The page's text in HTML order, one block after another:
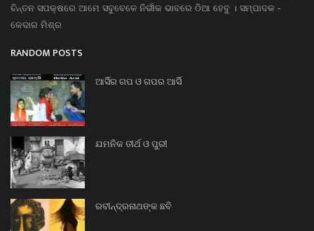
ଚିନ୍ତନ ସପକ୍ଷରେ ଆମେ ସବୁବେଳେ ନିର୍ଭୀକ ଭାବରେ ଠିଆ ହେବୁ । ସମ୍ପାଦକ -
କେଦାର ମିଶ୍ର
RANDOM POSTS
ଆର୍ସିର ଗପ ଓ ଗପର ଆର୍ସି
ଯମନିକ ତୀର୍ଥ ଓ ପୁରୀ
ରବୀନ୍ଦ୍ରନାଥଙ୍କ ଛବି